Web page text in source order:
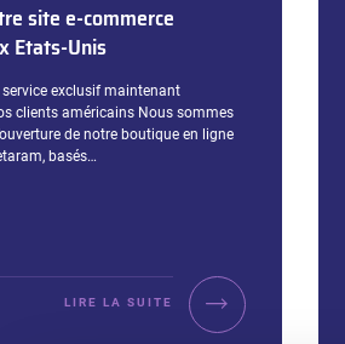
site e-commerce
Etats-Unis
service exclusif maintenant
clients américains Nous sommes
de notre boutique en ligne
basés…
LIRE LA SUITE